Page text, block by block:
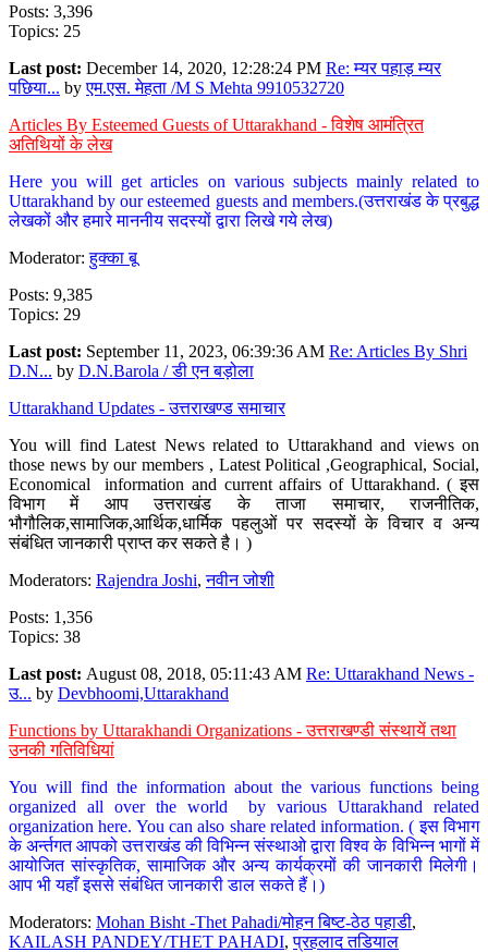
Posts: 3,396
Topics: 25
Last post: December 14, 2020, 12:28:24 PM Re: म्यर पहाड़ म्यर
पछिया... byएम.एस. मेहता /M S Mehta 9910532720
Articles By Esteemed Guests of Uttarakhand - विशेष आमंत्रित
अतिथियों के लेख
Here you will get articles on various subjects mainly related to
Uttarakhand by our esteemed guests and members.(उत्तराखंड के प्रबुद्ध
लेखकों और हमारे माननीय सदस्यों द्वारा लिखे गये लेख)
Moderator:हुक्का बू
Posts: 9,385
Topics: 29
Last post: September 11, 2023, 06:39:36 AM Re: Articles By Shri
D.N... by D.N.Barola / डी एन बड़ोला
Uttarakhand Updates - उत्तराखण्ड समाचार
You will find Latest News related to Uttarakhand and views on
those news by our members , Latest Political ,Geographical, Social,
Economical information and current affairs of Uttarakhand. ( इस
विभाग में आप उत्तराखंड के ताजा समाचार, राजनीतिक,
भौगौलिक,सामाजिक,आर्थिक,धार्मिक पहलुओं पर सदस्यों के विचार व अन्य
संबंधित जानकारी प्राप्त कर सकते है। )
Moderators: Rajendra Joshi,नवीन जोशी
Posts: 1,356
Topics: 38
Last post: August 08, 2018, 05:11:43 AM Re: Uttarakhand News -
उ... by Devbhoomi,Uttarakhand
Functions by Uttarakhandi Organizations - उत्तराखण्डी संस्थायें तथा
उनकी गतिविधियां
You will find the information about the various functions being
organized all over the world by various Uttarakhand related
organization here. You can also share related information. ( इस विभाग
के अर्न्तगत आपको उत्तराखंड की विभिन्न संस्थाओ द्वारा विश्व के विभिन्न भागों में
आयोजित सांस्कृतिक, सामाजिक और अन्य कार्यक्रमों की जानकारी मिलेगी।
आप भी यहाँ इससे संबंधित जानकारी डाल सकते हैं।)
Moderators: Mohan Bisht -Thet Pahadi/मोहन बिष्ट-ठेठ पहाडी,
KAILASH PANDEY/THET PAHADI,प्रहलाद तडियाल